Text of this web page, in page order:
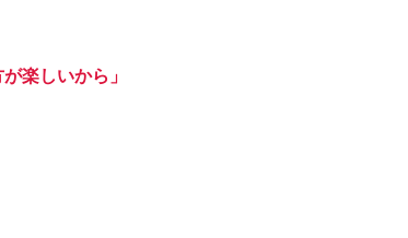
楽しいから」